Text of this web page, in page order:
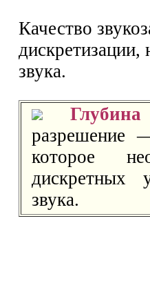
Качество
звука.
разрешение
которое
дискретных
звука.